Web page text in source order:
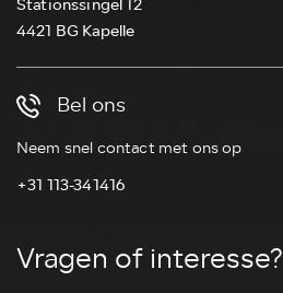
4421 BG Kapelle
Bel ons
Neem snel contact met ons op
+31 113-341416
Vragen of interesse?